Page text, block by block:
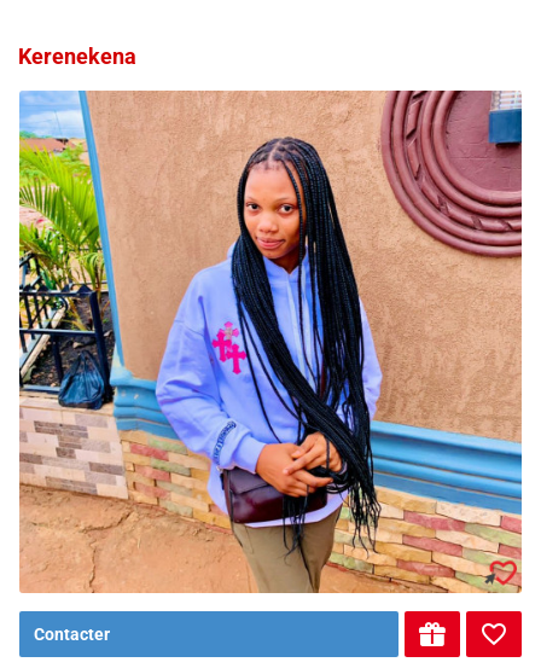
Kerenekena
Contacter